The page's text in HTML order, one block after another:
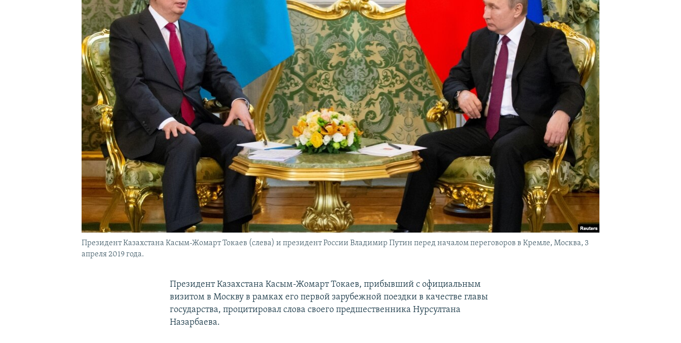
Президент Казахстана Касым-Жомарт Токаев (слева) и президент России Владимир Путин перед началом переговоров в Кремле, Москва, 3
апреля 2019 года.
Президент Казахстана Касым-Жомарт Токаев, прибывший с официальным
визитом в Москву в рамках его первой зарубежной поездки в качестве главы
государства, процитировал слова своего предшественника Нурсултана
Назарбаева.